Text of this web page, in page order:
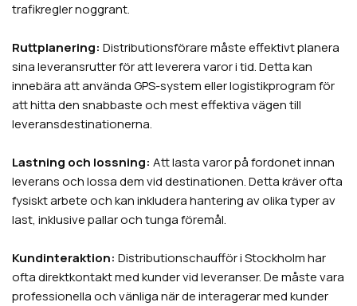
trafikregler noggrant.
Ruttplanering: Distributionsförare måste effektivt planera
sina leveransrutter för att leverera varor i tid. Detta kan
innebära att använda GPS-system eller logistikprogram för
att hitta den snabbaste och mest effektiva vägen till
leveransdestinationerna.
Lastning och lossning: Att lasta varor på fordonet innan
leverans och lossa dem vid destinationen. Detta kräver ofta
fysiskt arbete och kan inkludera hantering av olika typer av
last, inklusive pallar och tunga föremål.
Kundinteraktion: Distributionschaufför i Stockholm har
ofta direktkontakt med kunder vid leveranser. De måste vara
professionella och vänliga när de interagerar med kunder